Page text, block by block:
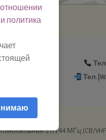
27/144 МГц (CB/
политика